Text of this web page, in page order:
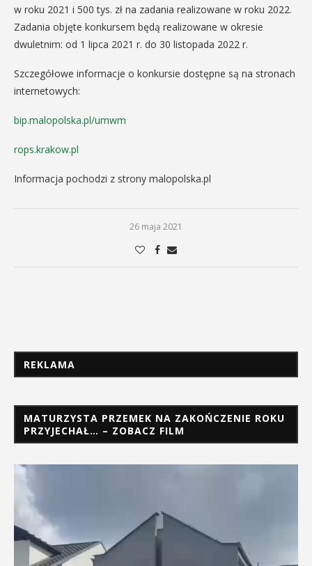
w roku 2021 i 500 tys. zł na zadania realizowane w roku 2022.
Zadania objęte konkursem będą realizowane w okresie
dwuletnim: od 1 lipca 2021 r. do 30 listopada 2022 r.
Szczegółowe informacje o konkursie dostępne są na stronach
internetowych:
bip.malopolska.pl/umwm
rops.krakow.pl
Informacja pochodzi z strony malopolska.pl
26 maja 2021
REKLAMA
MATURZYSTA PRZEMEK NA ZAKOŃCZENIE ROKU
PRZYJECHAŁ… – ZOBACZ FILM
Odtwarzacz